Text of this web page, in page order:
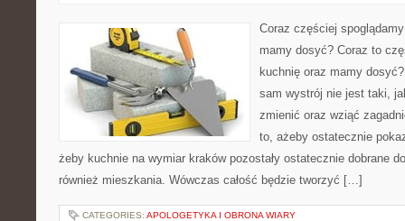
Coraz częściej
mamy dosyć? Coraz to
kuchnię oraz mamy
sam wystrój nie jest taki,
zmienić oraz wziąć
to, ażeby ostatecznie
żeby kuchnie na wymiar kraków pozostały ostatecznie dobrane
również mieszkania. Wówczas całość będzie tworzyć […]
CATEGORIES: APOLOGETYKA I OBRONA WIARY